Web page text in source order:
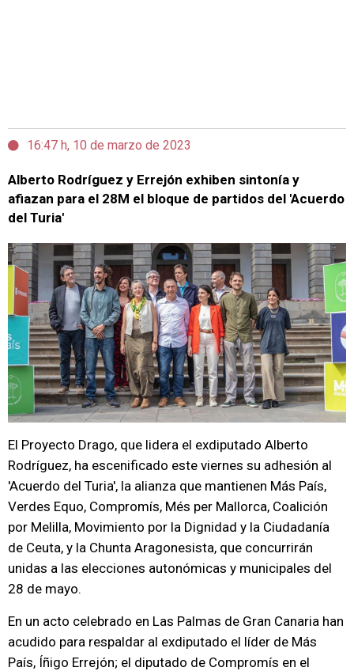
16:47 h, 10 de marzo de 2023
Alberto Rodríguez y Errejón exhiben sintonía y
afiazan para el 28M el bloque de partidos del 'Acuerdo
del Turia'
El Proyecto Drago, que lidera el exdiputado Alberto
Rodríguez, ha escenificado este viernes su adhesión al
'Acuerdo del Turia', la alianza que mantienen Más País,
Verdes Equo, Compromís, Més per Mallorca, Coalición
por Melilla, Movimiento por la Dignidad y la Ciudadanía
de Ceuta, y la Chunta Aragonesista, que concurrirán
unidas a las elecciones autonómicas y municipales del
28 de mayo.
En un acto celebrado en Las Palmas de Gran Canaria han
acudido para respaldar al exdiputado el líder de Más
País, Íñigo Errejón; el diputado de Compromís en el